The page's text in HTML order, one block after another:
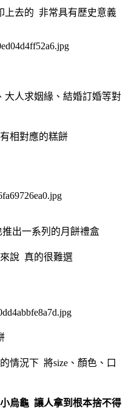
上去的 非常具有歷史意義
大人求姻緣、結婚訂婚等對
相對應的糕餅
出一系列的月餅禮盒
說 真的很難選
情況下 將size、顏色、口
烏龜 讓人拿到根本捨不得